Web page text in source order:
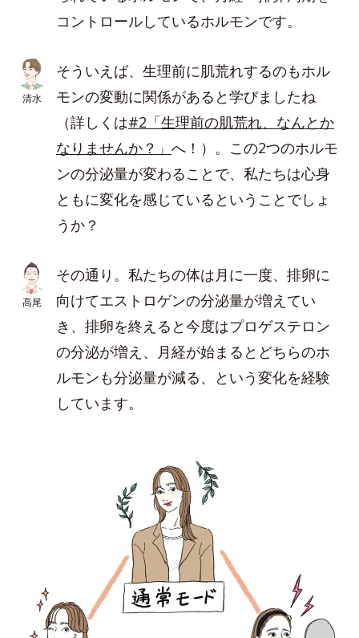
コントロールしているホルモンです。
清水
そういえば、生理前に肌荒れするのもホル
モンの変動に関係があると学びましたね
（詳しくは#2「生理前の肌荒れ、なんとか
なりませんか？」 へ！）。この2つのホルモ
ンの分泌量が変わることで、私たちは心身
ともに変化を感じているということでしょ
うか？
高尾
その通り。私たちの体は月に一度、排卵に
向けてエストロゲンの分泌量が増えてい
き、排卵を終えると今度はプロゲステロン
の分泌が増え、月経が始まるとどちらのホ
ルモンも分泌量が減る、という変化を経験
しています。